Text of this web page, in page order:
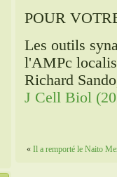
POUR
Les outils
l'AMPc
Richard
J Cell Biol
« Il a remporté le Naito